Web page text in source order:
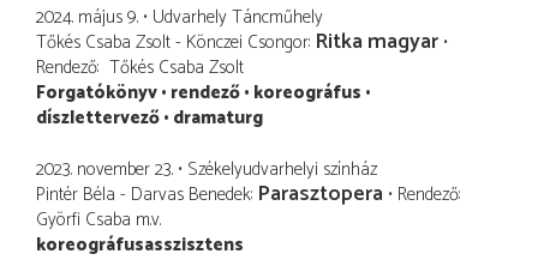
2024. május 9. Udvarhely Táncműhely
Tőkés Csaba Zsolt - Könczei Csongor Ritka magyar
Rendező Tőkés Csaba Zsolt
Forgatókönyv rendező koreográfus
díszlettervező dramaturg
2023. november 23. Székelyudvarhelyi színház
Pintér Béla - Darvas Benedek Parasztopera Rendező
Györfi Csaba m.v.
koreográfusasszisztens